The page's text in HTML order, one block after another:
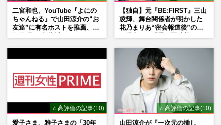
二宮和也、YouTube『よにの
ちゃんねる』で山田涼介の“お
友達”に有名ホストを推薦、歌
【独自】元『BE:FIRST』三山
凌輝、舞台関係者が明かした
花乃まりあ“密会報道後”の呆
⭐ 高評価の記事(10)
愛子さま、雅子さまの「30年
⭐ 高評価の記事(10)
山田涼介が『一次元の挿し